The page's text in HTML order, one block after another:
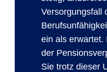
Versorgungsfall
ein als erwartet.
der
Sie trotz dieser